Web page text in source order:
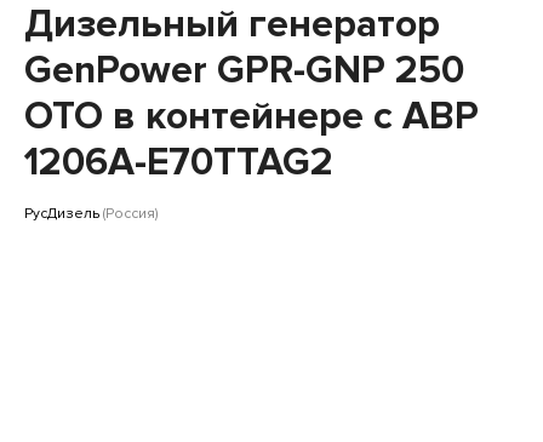
Продукция
Клиентам
Дизельный генератор
GenPower GPR-GNP 250
OTO в контейнере с АВР
1206A-E70TTAG2
РусДизель (Россия)